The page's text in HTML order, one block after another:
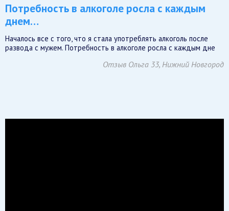
Потребность в алкоголе росла с каждым
днем…
Началось все с того, что я стала употреблять алкоголь после
развода с мужем. Потребность в алкоголе росла с каждым дне
Отзыв Ольга 33, Нижний Новгород